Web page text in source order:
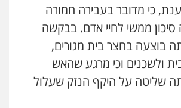
פשע חמור תעבורה צבא מעצרים
דהן – משרד עורך דין פלילי
פשיעה חמורה
כי מדובר בעבירה חמורה
סיכון ממשי לחיי אדם. בבקשה
בוצעה בחצר בית מגורים,
ולשכנים וכי מרגע שהאש
שליטה על היקף הנזק שעלול
קרוז – עורך דין פלילי
פלילי
0545437431
עו"ד עלי סעדי
פשיעה חמורה ליווי וייצוג בחקירות